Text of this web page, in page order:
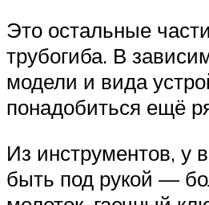
Это остальные
трубогиба. В
модели и вида
понадобиться ещё
Из инструментов, у
быть под рукой —